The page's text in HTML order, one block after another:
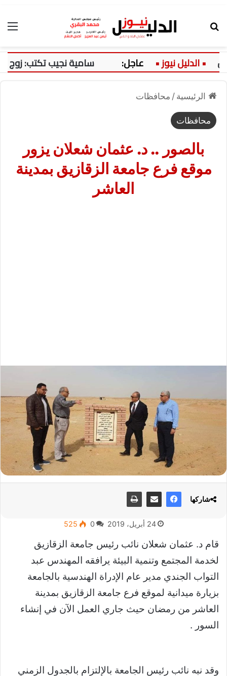
عاجل: سامية نجيب تكتب: زوج ينكر
الرئيسية / محافظات
محافظات
بالصور .. د. عثمان شعلان يزور
موقع فرع جامعة الزقازيق بمدينة
العاشر
24 أبريل، 2019 0
525
قام د. عثمان شعلان نائب رئيس جامعة الزقازيق
لخدمة المجتمع وتنمية البيئة يرافقه المهندس عبد
التواب الجندي مدير عام الإدراة الهندسية بالجامعة
بزيارة ميدانية لموقع فرع جامعة الزقازيق بمدينة
العاشر من رمضان حيث جاري العمل الآن في إنشاء
السور .
وقد نبه نائب رئيس الجامعة بالإلتزام بالجدول الزمني
شاركها